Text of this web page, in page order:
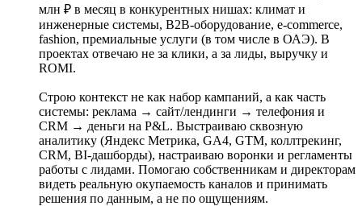
млн ₽ в месяц в конкурентных нишах: климат и
инженерные системы, B2B-оборудование, e-commerce,
fashion, премиальные услуги (в том числе в ОАЭ). В
проектах отвечаю не за клики, а за лиды, выручку и
ROMI.
Строю контекст не как набор кампаний, а как часть
системы: реклама → сайт/лендинги → телефония и
CRM → деньги на P&L. Выстраиваю сквозную
аналитику (Яндекс Метрика, GA4, GTM, коллтрекинг,
CRM, BI-дашборды), настраиваю воронки и регламенты
работы с лидами. Помогаю собственникам и директорам
видеть реальную окупаемость каналов и принимать
решения по данным, а не по ощущениям.